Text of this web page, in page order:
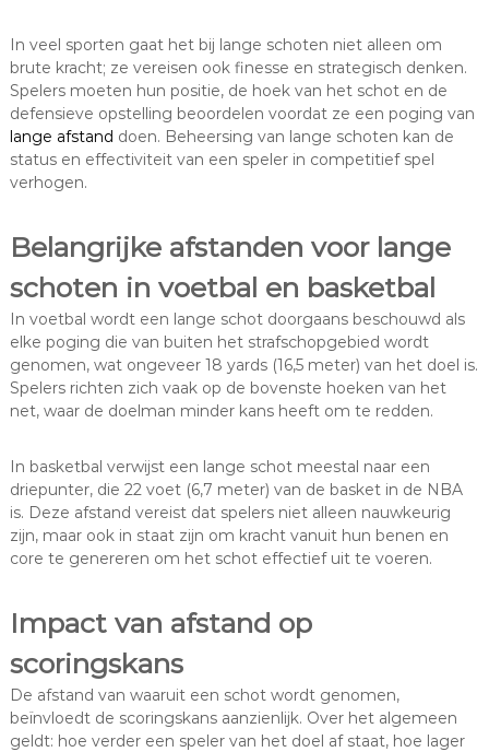
In veel sporten gaat het bij lange schoten niet alleen om
brute kracht; ze vereisen ook finesse en strategisch denken.
Spelers moeten hun positie, de hoek van het schot en de
defensieve opstelling beoordelen voordat ze een poging van
lange afstand doen. Beheersing van lange schoten kan de
status en effectiviteit van een speler in competitief spel
verhogen.
Belangrijke afstanden voor lange
schoten in voetbal en basketbal
In voetbal wordt een lange schot doorgaans beschouwd als
elke poging die van buiten het strafschopgebied wordt
genomen, wat ongeveer 18 yards (16,5 meter) van het doel is.
Spelers richten zich vaak op de bovenste hoeken van het
net, waar de doelman minder kans heeft om te redden.
In basketbal verwijst een lange schot meestal naar een
driepunter, die 22 voet (6,7 meter) van de basket in de NBA
is. Deze afstand vereist dat spelers niet alleen nauwkeurig
zijn, maar ook in staat zijn om kracht vanuit hun benen en
core te genereren om het schot effectief uit te voeren.
Impact van afstand op
scoringskans
De afstand van waaruit een schot wordt genomen,
beïnvloedt de scoringskans aanzienlijk. Over het algemeen
geldt: hoe verder een speler van het doel af staat, hoe lager